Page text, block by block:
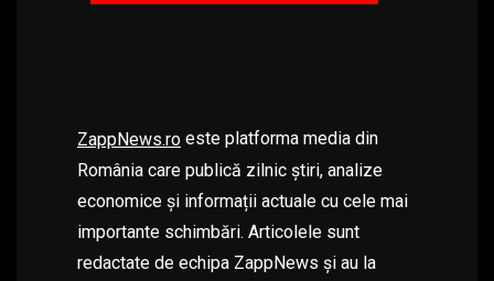
ZappNews.ro este platforma media din
România care publică zilnic știri, analize
economice și informații actuale cu cele mai
importante schimbări. Articolele sunt
redactate de echipa ZappNews și au la